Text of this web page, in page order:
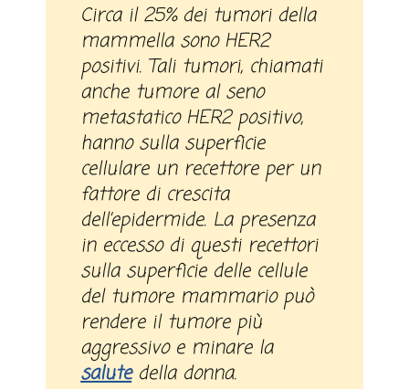
Circa il 25% dei tumori della
mammella sono HER2
positivi. Tali tumori, chiamati
anche tumore al seno
metastatico HER2 positivo,
hanno sulla superficie
cellulare un recettore per un
fattore di crescita
dell’epidermide. La presenza
in eccesso di questi recettori
sulla superficie delle cellule
del tumore mammario può
rendere il tumore più
aggressivo e minare la
salutedella donna.